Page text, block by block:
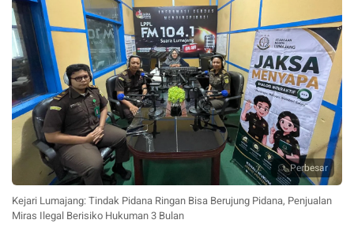
Perbesar
Kejari Lumajang: Tindak Pidana Ringan Bisa Berujung Pidana, Penjualan
Miras Ilegal Berisiko Hukuman 3 Bulan